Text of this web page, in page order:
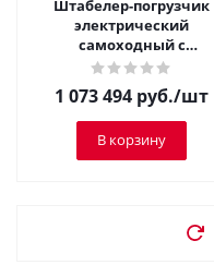
Штабелер-погрузчик
электрический
самоходный с
платформой TOR 1,25 т
м CQDH12A-I
1 073 494 руб./шт
В корзину